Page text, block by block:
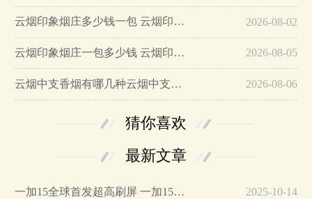
云烟印象烟庄多少钱一包 云烟印象烟庄价格介绍… 2026-08-02
云烟印象烟庄一包多少钱 云烟印象烟庄参数价格… 2026-08-05
云烟中支香烟有哪几种云烟中支烟价格盘点… 2026-08-06
猜你喜欢
最新文章
一加15全球首发超高刷屏 一加15参数详细配置… 2025-10-14